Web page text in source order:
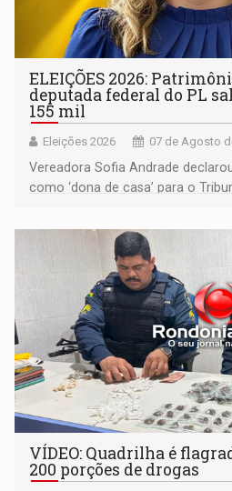
ELEIÇÕES 2026:
deputada federal do PL
155 mil
Eleições 2026 07 de Agosto
Vereadora Sofia Andrade
como ‘dona de casa’ para o
VÍDEO: Quadrilha é
200 porções de drogas